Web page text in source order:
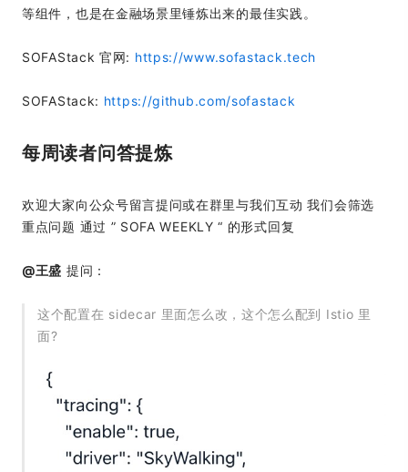
等组件，也是在金融场景里锤炼出来的最佳实践。
SOFAStack 官网: https://www.sofastack.tech
SOFAStack: https://github.com/sofastack
每周读者问答提炼
欢迎大家向公众号留言提问或在群里与我们互动 我们会筛选
重点问题 通过 ” SOFA WEEKLY “ 的形式回复
@王盛 提问：
这个配置在 sidecar 里面怎么改，这个怎么配到 Istio 里
面?